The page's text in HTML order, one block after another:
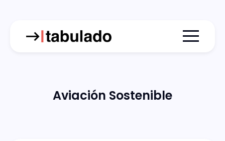
Menu
Aviación Sostenible